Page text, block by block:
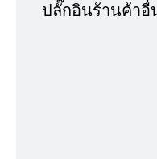
ปลั๊กอินร้านค้าอื่